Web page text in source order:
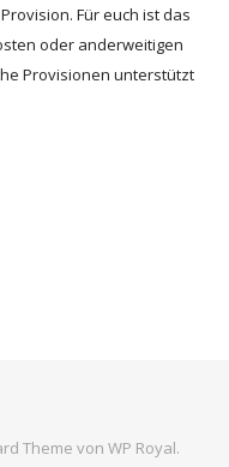
Für euch ist das
oder anderweitigen
Provisionen unterstützt
Theme von WP Royal.